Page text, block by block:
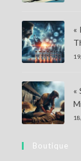
«
«
Boutique